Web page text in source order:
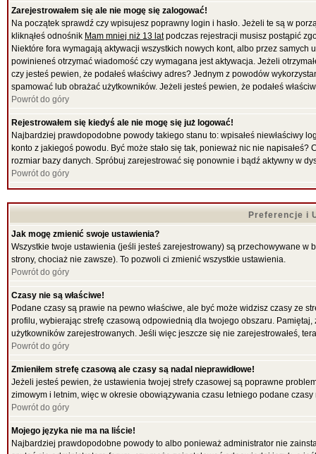
Zarejestrowałem się ale nie mogę się zalogować!
Na początek sprawdź czy wpisujesz poprawny login i hasło. Jeżeli te są w
kliknąłeś odnośnik Mam mniej niż 13 latpodczas rejestracji musisz postąpić
Niektóre fora wymagają aktywacji wszystkich nowych kont, albo przez
powinieneś otrzymać wiadomość czy wymagana jest aktywacja. Jeżeli
czy jesteś pewien, że podałeś właściwy adres? Jednym z powodów
spamować lub obrażać użytkowników. Jeżeli jesteś pewien, że podałeś
Powrót do góry
Rejestrowałem się kiedyś ale nie mogę się już logować!
Najbardziej prawdopodobne powody takiego stanu to: wpisałeś niewłaściwy
konto z jakiegoś powodu. Być może stało się tak, ponieważ nic nie
rozmiar bazy danych. Spróbuj zarejestrować się ponownie i bądź aktywny w
Powrót do góry
Preferencje i
Jak mogę zmienić swoje ustawienia?
Wszystkie twoje ustawienia (jeśli jesteś zarejestrowany) są przechowywane w
strony, chociaż nie zawsze). To pozwoli ci zmienić wszystkie ustawienia.
Powrót do góry
Czasy nie są właściwe!
Podane czasy są prawie na pewno właściwe, ale być może widzisz czasy ze
profilu, wybierając strefę czasową odpowiednią dla twojego obszaru.
użytkowników zarejestrowanych. Jeśli więc jeszcze się nie zarejestrowałeś,
Powrót do góry
Zmieniłem strefę czasową ale czasy są nadal nieprawidłowe!
Jeżeli jesteś pewien, że ustawienia twojej strefy czasowej są poprawne
zimowym i letnim, więc w okresie obowiązywania czasu letniego podane
Powrót do góry
Mojego języka nie ma na liście!
Najbardziej prawdopodobne powody to albo ponieważ administrator nie